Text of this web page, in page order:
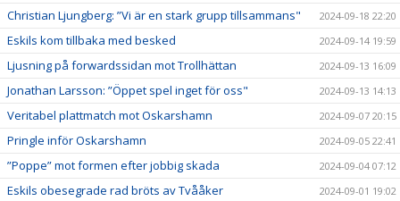
Christian Ljungberg: ”Vi är en stark grupp tillsammans" 2024-09-18 22:20
Eskils kom tillbaka med besked 2024-09-14 19:59
Ljusning på forwardssidan mot Trollhättan 2024-09-13 16:09
Jonathan Larsson: ”Öppet spel inget för oss" 2024-09-13 14:13
Veritabel plattmatch mot Oskarshamn 2024-09-07 20:15
Pringle inför Oskarshamn 2024-09-05 22:41
”Poppe” mot formen efter jobbig skada 2024-09-04 07:12
Eskils obesegrade rad bröts av Tvååker 2024-09-01 19:02